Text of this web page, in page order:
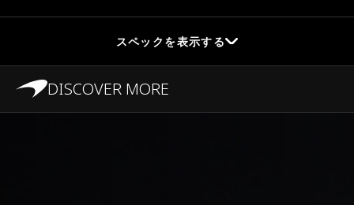
スペックを表示する
DISCOVER MORE